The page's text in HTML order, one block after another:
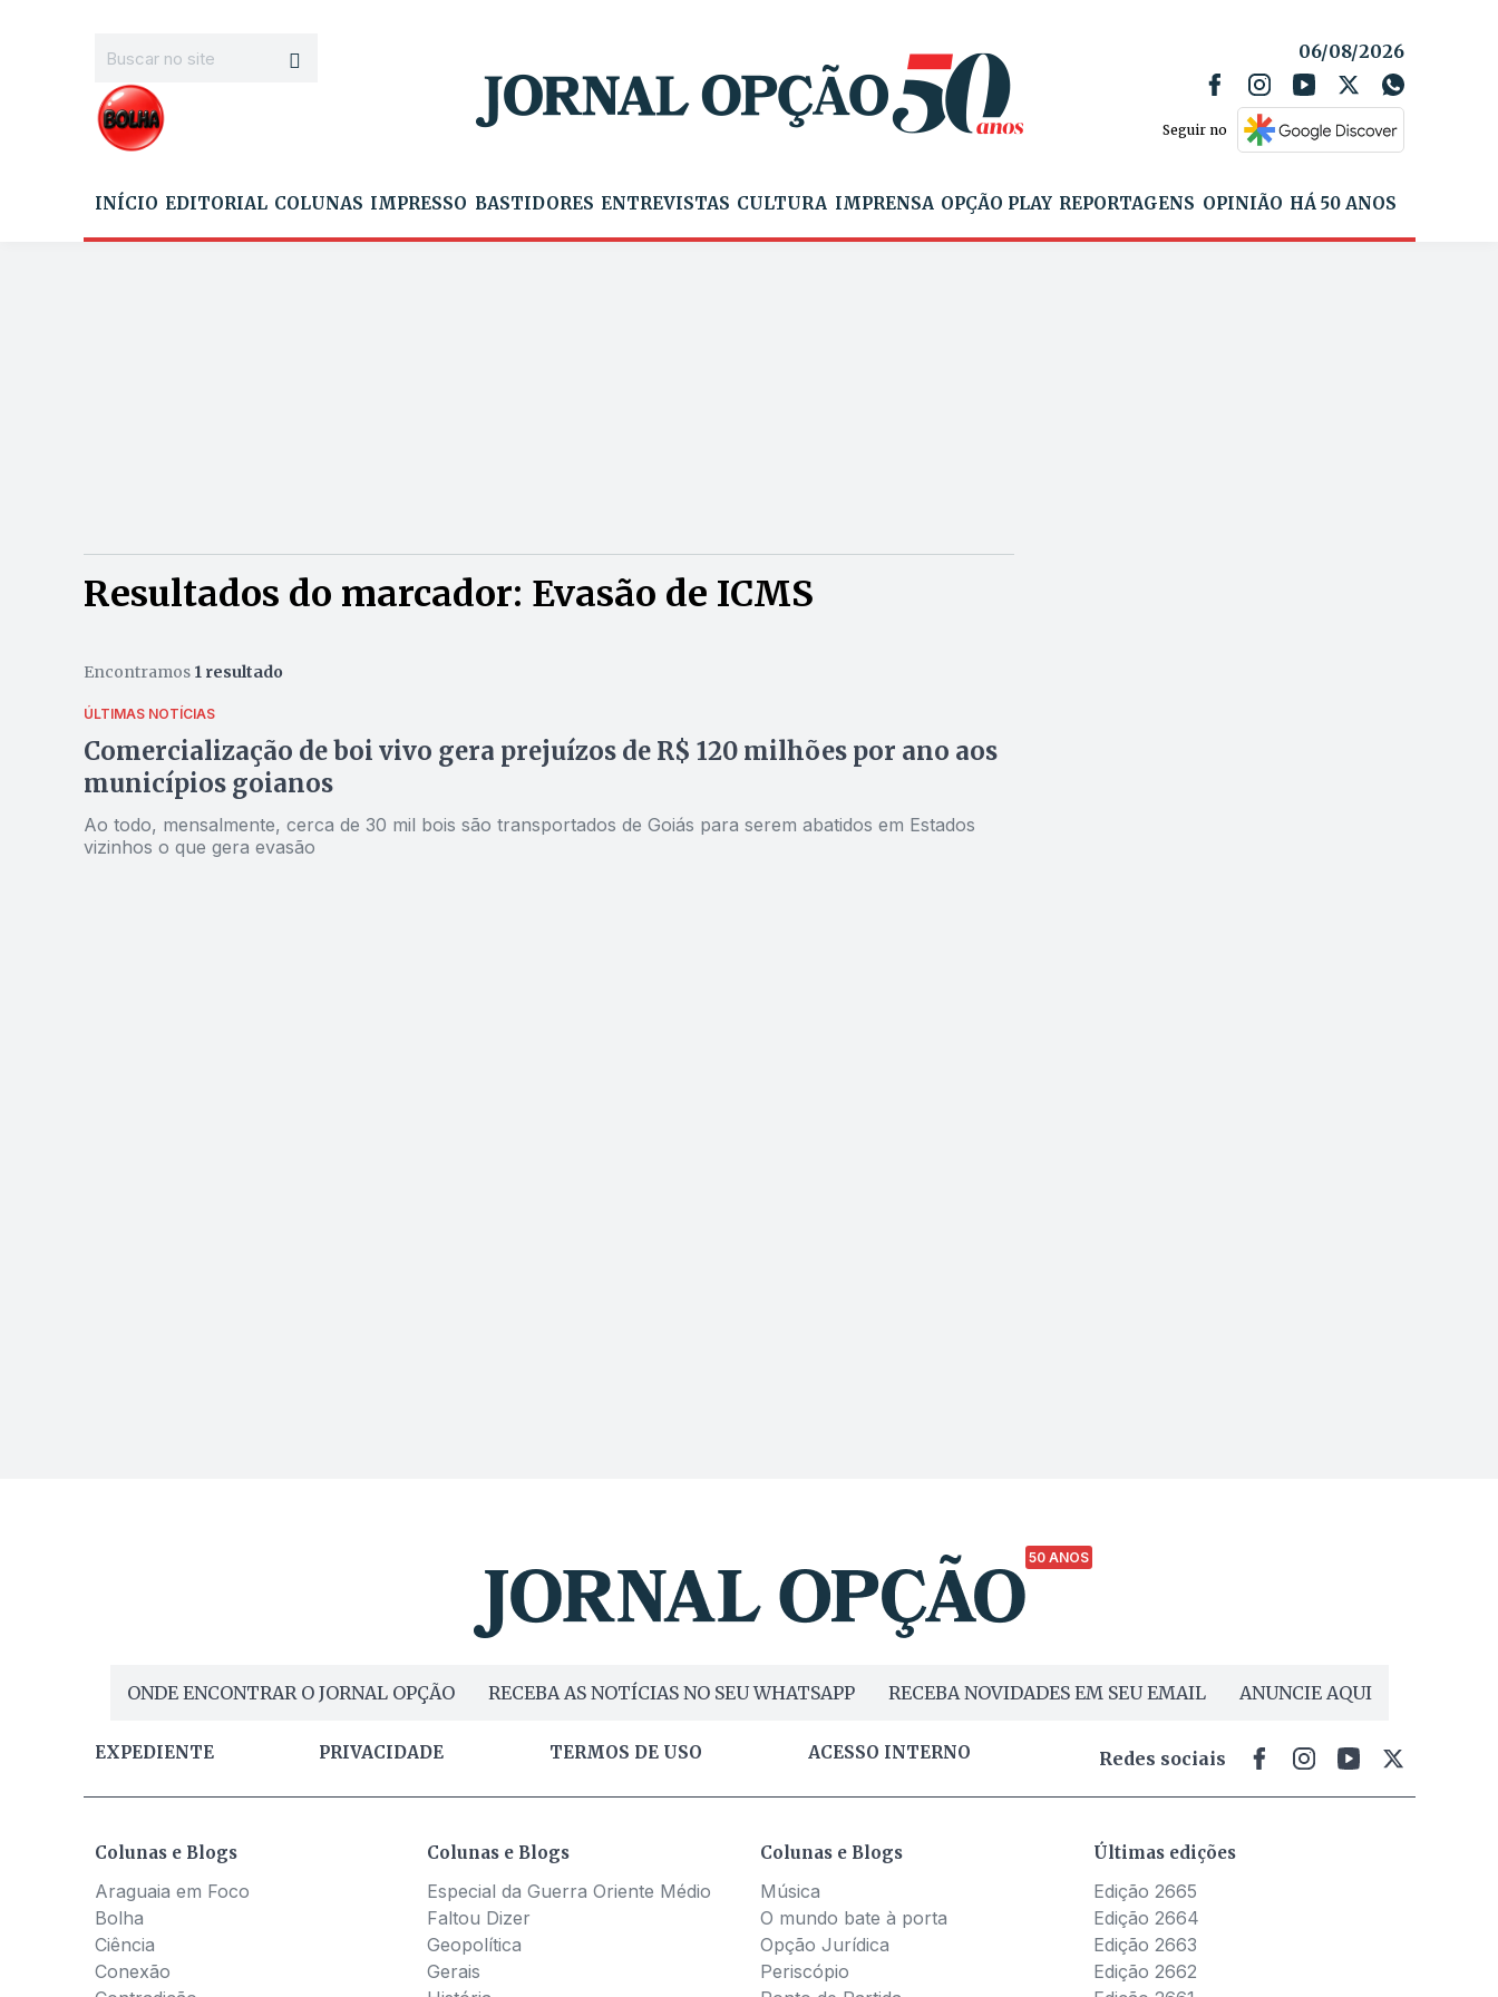
06/08/2026
Seguir no
INÍCIO EDITORIAL COLUNAS IMPRESSO BASTIDORES ENTREVISTAS CULTURA IMPRENSA OPÇÃO PLAY REPORTAGENS OPINIÃO HÁ 50 ANOS
Resultados do marcador: Evasão de ICMS
Encontramos 1 resultado
ÚLTIMAS NOTÍCIAS
Comercialização de boi vivo gera prejuízos de R$ 120 milhões por ano aos
municípios goianos
Ao todo, mensalmente, cerca de 30 mil bois são transportados de Goiás para serem abatidos em Estados
vizinhos o que gera evasão
50 ANOS
ONDE ENCONTRAR O JORNAL OPÇÃO RECEBA AS NOTÍCIAS NO SEU WHATSAPP RECEBA NOVIDADES EM SEU EMAIL ANUNCIE AQUI
EXPEDIENTE PRIVACIDADE TERMOS DE USO ACESSO INTERNO Redes sociais
Colunas e Blogs
Araguaia em Foco
Bolha
Ciência
Conexão
Colunas e Blogs
Especial da Guerra Oriente Médio
Faltou Dizer
Geopolítica
Gerais
Colunas e Blogs
Música
O mundo bate à porta
Opção Jurídica
Periscópio
Últimas edições
Edição 2665
Edição 2664
Edição 2663
Edição 2662